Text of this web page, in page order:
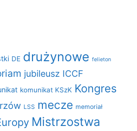
DE drużynowe felieton
jubileusz ICCF
komunikat KSzK Kongres
LSS mecze memoriał
Mistrzostwa